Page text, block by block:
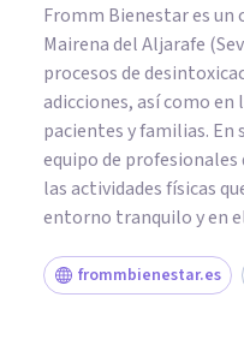
Fromm Bienestar es un
Mairena del Aljarafe
procesos de
adicciones, así como
pacientes y familias.
equipo de
las actividades físicas
entorno tranquilo y en
frommbienestar.es